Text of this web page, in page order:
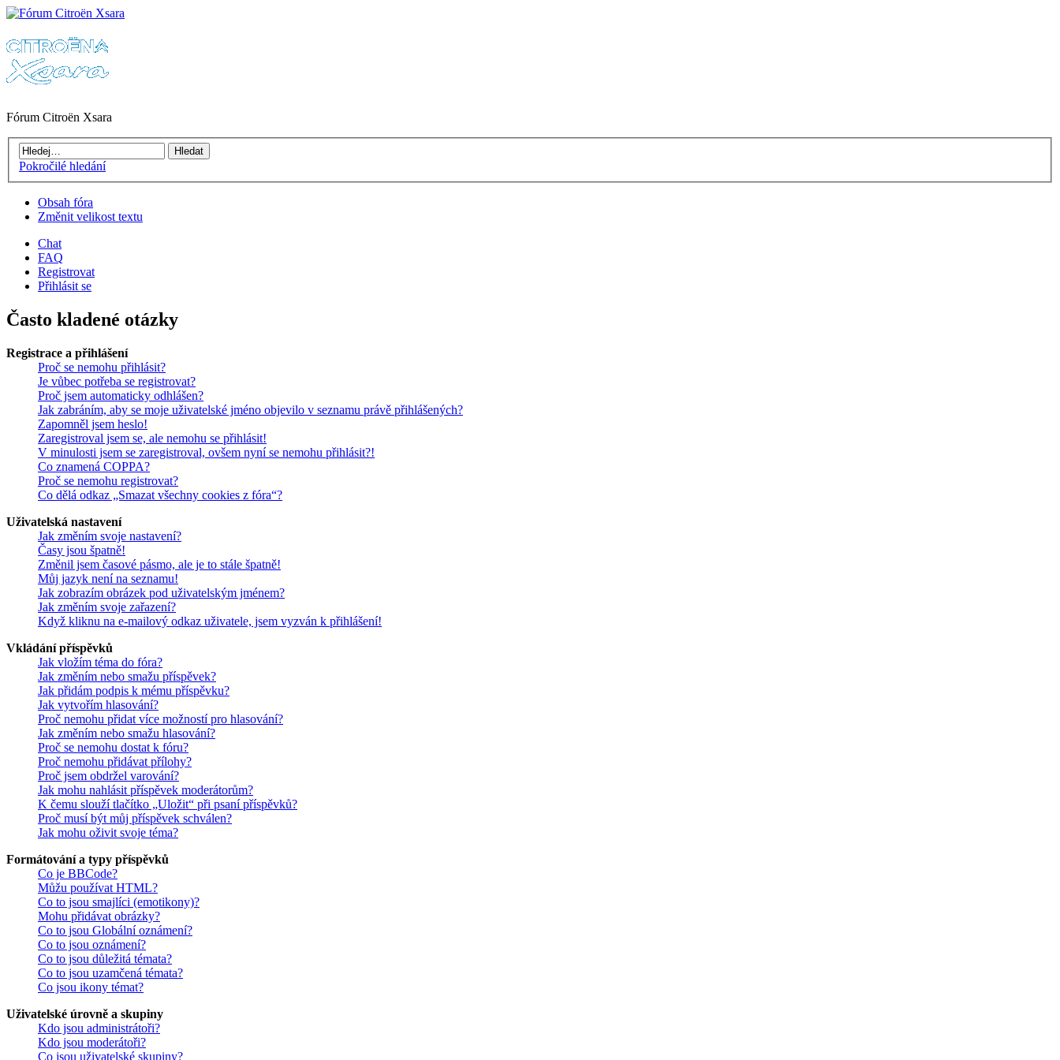
Fórum Citroën Xsara
Pokročilé hledání
Obsah fóra
Změnit velikost textu
Chat
FAQ
Registrovat
Přihlásit se
Často kladené otázky
Registrace a přihlášení
Proč se nemohu přihlásit?
Je vůbec potřeba se registrovat?
Proč jsem automaticky odhlášen?
Jak zabráním, aby se moje uživatelské jméno objevilo v seznamu právě přihlášených?
Zapomněl jsem heslo!
Zaregistroval jsem se, ale nemohu se přihlásit!
V minulosti jsem se zaregistroval, ovšem nyní se nemohu přihlásit?!
Co znamená COPPA?
Proč se nemohu registrovat?
Co dělá odkaz „Smazat všechny cookies z fóra“?
Uživatelská nastavení
Jak změním svoje nastavení?
Časy jsou špatně!
Změnil jsem časové pásmo, ale je to stále špatně!
Můj jazyk není na seznamu!
Jak zobrazím obrázek pod uživatelským jménem?
Jak změním svoje zařazení?
Když kliknu na e-mailový odkaz uživatele, jsem vyzván k přihlášení!
Vkládání příspěvků
Jak vložím téma do fóra?
Jak změním nebo smažu příspěvek?
Jak přidám podpis k mému příspěvku?
Jak vytvořím hlasování?
Proč nemohu přidat více možností pro hlasování?
Jak změním nebo smažu hlasování?
Proč se nemohu dostat k fóru?
Proč nemohu přidávat přílohy?
Proč jsem obdržel varování?
Jak mohu nahlásit příspěvek moderátorům?
K čemu slouží tlačítko „Uložit“ při psaní příspěvků?
Proč musí být můj příspěvek schválen?
Jak mohu oživit svoje téma?
Formátování a typy příspěvků
Co je BBCode?
Můžu používat HTML?
Co to jsou smajlíci (emotikony)?
Mohu přidávat obrázky?
Co to jsou Globální oznámení?
Co to jsou oznámení?
Co to jsou důležitá témata?
Co to jsou uzamčená témata?
Co jsou ikony témat?
Uživatelské úrovně a skupiny
Kdo jsou administrátoři?
Kdo jsou moderátoři?
Co jsou uživatelské skupiny?